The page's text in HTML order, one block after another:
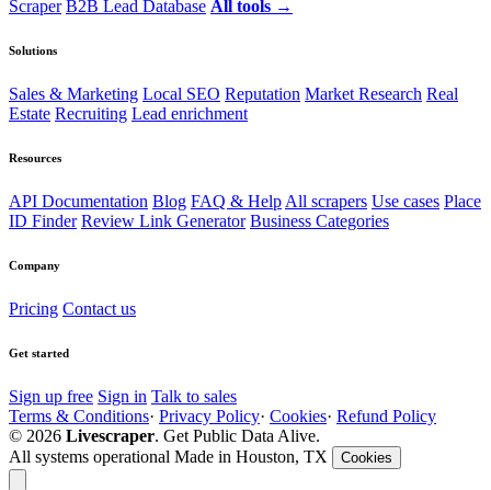
Scraper B2B Lead Database All tools →
Solutions
Sales & Marketing Local SEO Reputation Market Research Real
Estate Recruiting Lead enrichment
Resources
API Documentation Blog FAQ & Help All scrapers Use cases Place
ID Finder Review Link Generator Business Categories
Company
Pricing Contact us
Get started
Sign up free Sign in Talk to sales
Terms & Conditions· Privacy Policy· Cookies· Refund Policy
© 2026 Livescraper. Get Public Data Alive.
All systems operational Made in Houston, TX Cookies